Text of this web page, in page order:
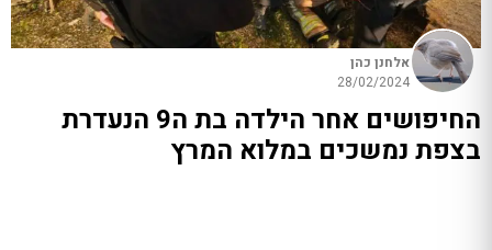
אלחנן כהן
28/02/2024
החיפושים אחר הילדה בת ה9 הנעדרת
בצפת נמשכים במלוא המרץ